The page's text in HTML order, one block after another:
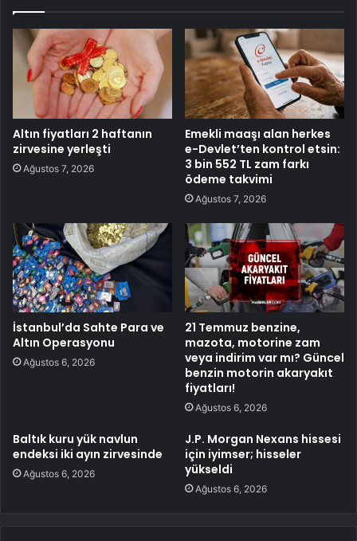
Altın fiyatları 2 haftanın
zirvesine yerleşti
Ağustos 7, 2026
Emekli maaşı alan herkes
e-Devlet’ten kontrol etsin:
3 bin 552 TL zam farkı
ödeme takvimi
Ağustos 7, 2026
İstanbul’da Sahte Para ve
Altın Operasyonu
Ağustos 6, 2026
21 Temmuz benzine,
mazota, motorine zam
veya indirim var mı? Güncel
benzin motorin akaryakıt
fiyatları!
Ağustos 6, 2026
Baltık kuru yük navlun
endeksi iki ayın zirvesinde
Ağustos 6, 2026
J.P. Morgan Nexans hissesi
için iyimser; hisseler
yükseldi
Ağustos 6, 2026